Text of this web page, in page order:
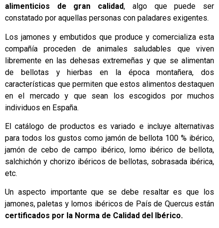
alimenticios de gran calidad, algo que puede ser
constatado por aquellas personas con paladares exigentes.
Los jamones y embutidos que produce y comercializa esta
compañía proceden de animales saludables que viven
libremente en las dehesas extremeñas y que se alimentan
de bellotas y hierbas en la época montañera, dos
características que permiten que estos alimentos destaquen
en el mercado y que sean los escogidos por muchos
individuos en España.
El catálogo de productos es variado e incluye alternativas
para todos los gustos como jamón de bellota 100 % ibérico,
jamón de cebo de campo ibérico, lomo ibérico de bellota,
salchichón y chorizo ibéricos de bellotas, sobrasada ibérica,
etc.
Un aspecto importante que se debe resaltar es que los
jamones, paletas y lomos ibéricos de País de Quercus están
certificados por la Norma de Calidad del Ibérico.